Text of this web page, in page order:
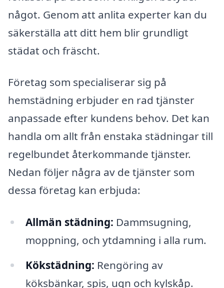
något. Genom att anlita experter kan du
säkerställa att ditt hem blir grundligt
städat och fräscht.
Företag som specialiserar sig på
hemstädning erbjuder en rad tjänster
anpassade efter kundens behov. Det kan
handla om allt från enstaka städningar till
regelbundet återkommande tjänster.
Nedan följer några av de tjänster som
dessa företag kan erbjuda:
Allmän städning: Dammsugning,
moppning, och ytdamning i alla rum.
Kökstädning: Rengöring av
köksbänkar, spis, ugn och kylskåp.